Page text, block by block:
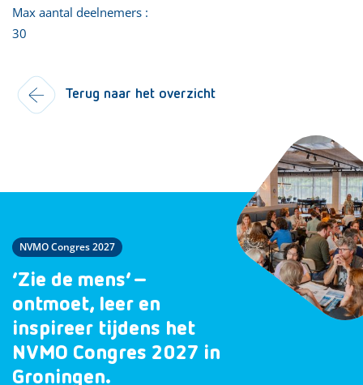
Max aantal deelnemers :
30
Terug naar het overzicht
NVMO Congres 2027
‘Zie de mens’ –
ontmoet, leer en
inspireer tijdens het
NVMO Congres 2027 in
Groningen.